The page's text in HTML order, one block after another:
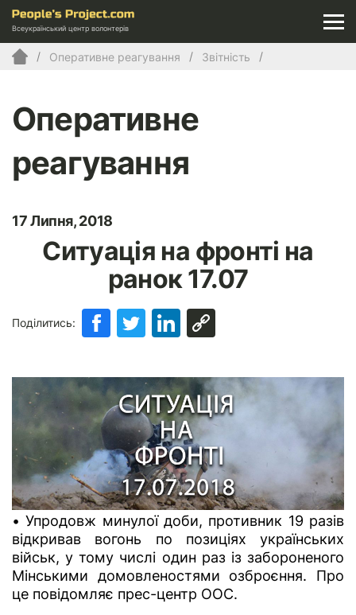
Всеукраїнський центр волонтерів
Оперативне реагування Звітність
Оперативне
реагування
17 Липня, 2018
Ситуація на фронті на
ранок 17.07
Поділитись:
• Упродовж минулої доби, противник 19 разів
відкривав вогонь по позиціях українських
військ, у тому числі один раз із забороненого
Мінськими домовленостями озброєння. Про
це повідомляє прес-центр ООС.